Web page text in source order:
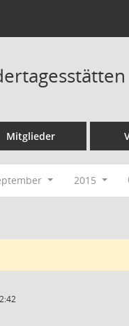
Mitglieder
2015